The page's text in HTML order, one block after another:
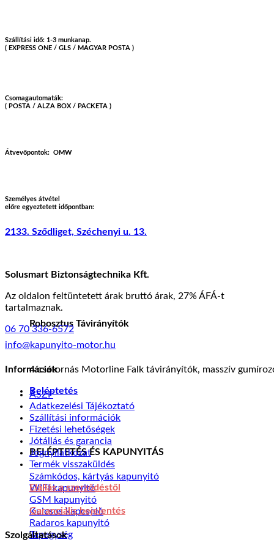
Robosztus Távirányítók
4 csatornás Motorline Falk távirányítók, masszív
Beléptetés
BELÉPTETÉS ÉS KAPUNYITÁS
Számkódos, kártyás kapunyitó
WIFI kapunyitó
GSM kapunyitó
Kulcsos kapcsoló
Radaros kapunyitó
Tápegység
Szállítási idő: 1-3 munkanap.
( EXPRESS ONE / GLS / MAGYAR POSTA )
Csomagautomaták:
( POSTA / ALZA BOX / PACKETA )
Átvevőpontok: OMW
Személyes átvétel
előre egyeztetett időpontban:
2133. Sződliget, Széchenyi u. 13.
Solusmart Biztonságtechnika Kft.
Az oldalon feltüntetett árak bruttó árak, 27% ÁFÁ-t
tartalmaznak.
06 70 336-6572
info@kapunyito-motor.hu
Információk
ÁSZF
Adatkezelési Tájékoztató
Szállítási információk
Fizetési lehetőségek
Jótállás és garancia
Jognyilatkozat
Termék visszaküldés
Elállás a szerződéstől
Garanciális bejelentés
Szolgáltatások